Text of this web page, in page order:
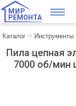
МИР
РЕМОНТА
Каталог Инструменты
Пила цепная
7000 об/мин